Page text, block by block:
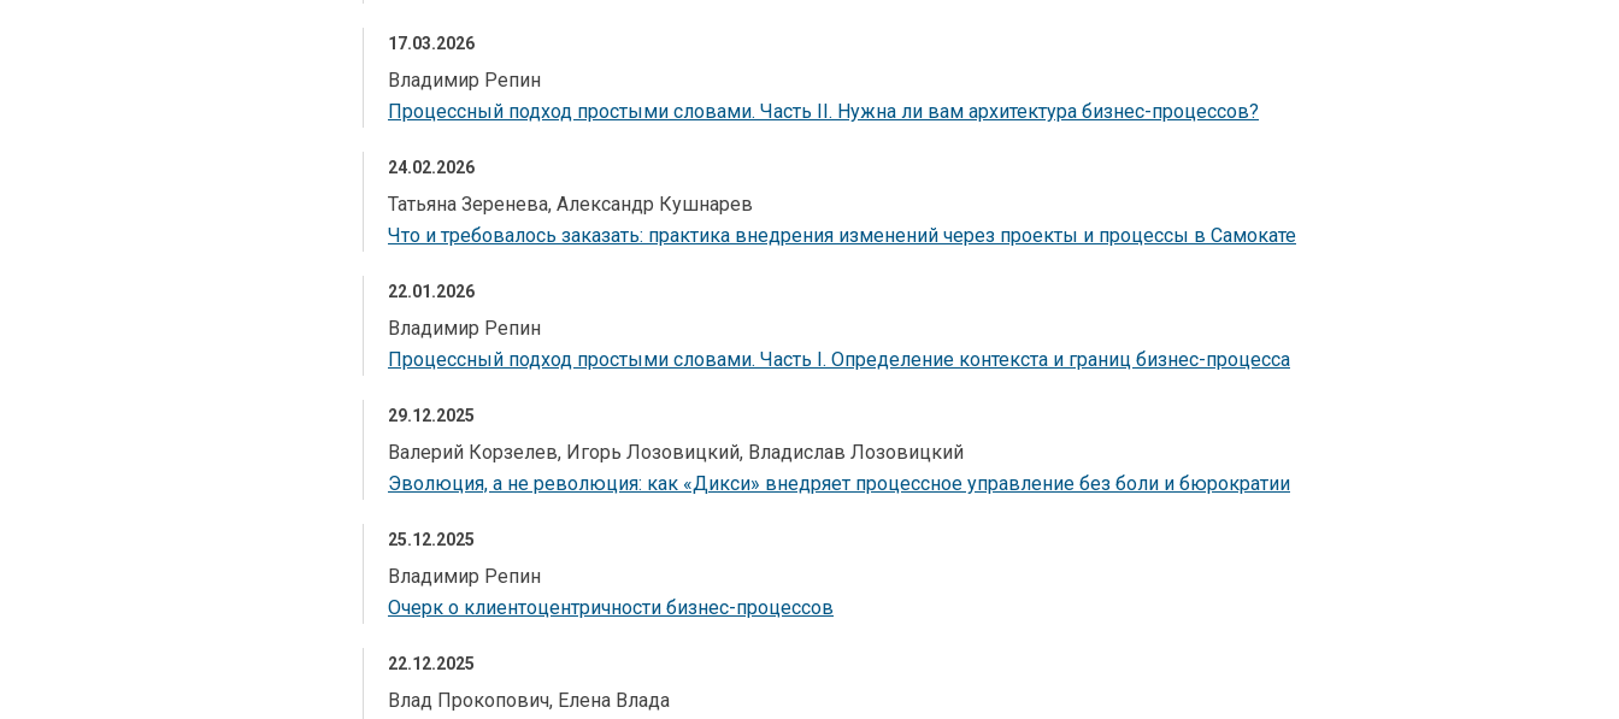
17.03.2026
Владимир Репин
Процессный подход простыми словами. Часть II. Нужна ли вам архитектура бизнес-процессов?
24.02.2026
Татьяна Зеренева, Александр Кушнарев
Что и требовалось заказать: практика внедрения изменений через проекты и процессы в Самокате
22.01.2026
Владимир Репин
Процессный подход простыми словами. Часть I. Определение контекста и границ бизнес-процесса
29.12.2025
Валерий Корзелев, Игорь Лозовицкий, Владислав Лозовицкий
Эволюция, а не революция: как «Дикси» внедряет процессное управление без боли и бюрократии
25.12.2025
Владимир Репин
Очерк о клиентоцентричности бизнес-процессов
22.12.2025
Влад Прокопович, Елена Влада